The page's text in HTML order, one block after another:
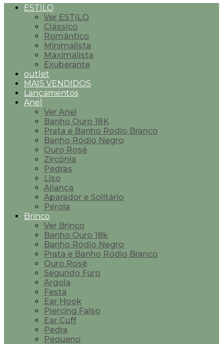
ESTILO
Ver ESTILO
Clássico
Romântico
Minimalista
Maximalista
Exuberante
outlet
MAIS VENDIDOS
Lançamentos
Anel
Ver Anel
Banho Ouro 18K
Prata e Banho Ródio Branco
Banho Ródio Negro
Ouro Rosê
Zircônia
Pedras
Liso
Aliança
Aparador e Solitário
Pérola
Brinco
Ver Brinco
Banho Ouro 18k
Banho Ródio Negro
Prata e Banho Ródio Branco
Ouro Rosê
Segundo Furo
Argola
Festa
Ear Hook
Piercing Falso
Ear Cuff
Pedra
Pequeno